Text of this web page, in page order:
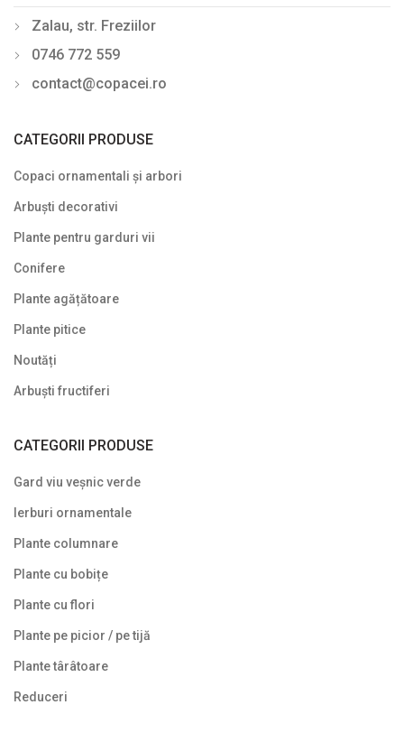
Zalau, str. Freziilor
0746 772 559
contact@copacei.ro
CATEGORII PRODUSE
Copaci ornamentali și arbori
Arbuști decorativi
Plante pentru garduri vii
Conifere
Plante agățătoare
Plante pitice
Noutăți
Arbuști fructiferi
CATEGORII PRODUSE
Gard viu veșnic verde
Ierburi ornamentale
Plante columnare
Plante cu bobițe
Plante cu flori
Plante pe picior / pe tijă
Plante târâtoare
Reduceri